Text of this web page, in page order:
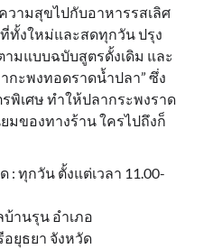
ามสุขไปกับอาหารรสเลิศ
ทั้งใหม่และสดทุกวัน ปรุง
มแบบฉบับสูตรดั้งเดิม และ
กะพงทอดราดน้ำปลา” ซึ่ง
พิเศษ ทำให้ปลากระพงราด
มของทางร้าน ใครไปถึงก็
: ทุกวัน ตั้งแต่เวลา 11.00-
านรุน อำเภอ
ยุธยา จังหวัด